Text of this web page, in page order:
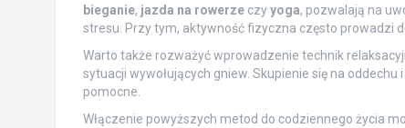
bieganie, jazda na rowerzeczyyoga, pozwalają na
stresu. Przy tym, aktywność fizyczna często prowadzi
Warto także rozważyć wprowadzenie technik
sytuacji wywołujących gniew. Skupienie się na
pomocne.
Włączenie powyższych metod do codziennego życia